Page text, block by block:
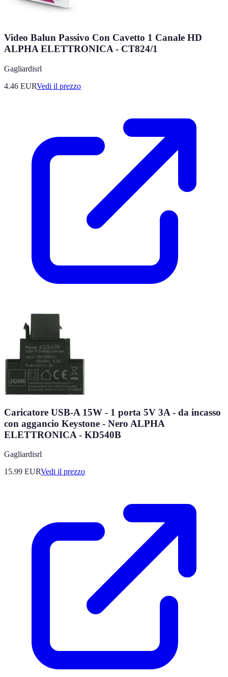
Video Balun Passivo Con Cavetto 1 Canale HD
ALPHA ELETTRONICA - CT824/1
Gagliardisrl
4.46 EURVedi il prezzo
Caricatore USB-A 15W - 1 porta 5V 3A - da incasso
con aggancio Keystone - Nero ALPHA
ELETTRONICA - KD540B
Gagliardisrl
15.99 EURVedi il prezzo